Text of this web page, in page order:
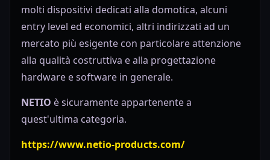
molti dispositivi dedicati alla domotica, alcuni
entry level ed economici, altri indirizzati ad un
mercato più esigente con particolare attenzione
alla qualità costruttiva e alla progettazione
hardware e software in generale.
NETIO è sicuramente appartenente a
quest'ultima categoria.
https://www.netio-products.com/